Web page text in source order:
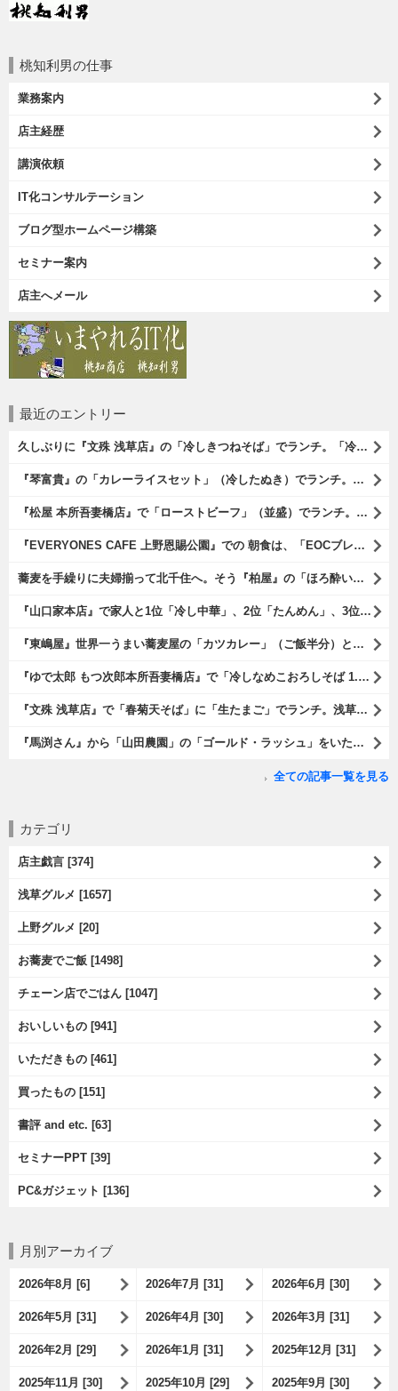
桃知利男の仕事
業務案内
店主経歴
講演依頼
IT化コンサルテーション
ブログ型ホームページ構築
セミナー案内
店主へメール
最近のエントリー
久しぶりに『文殊 浅草店』の「冷しきつねそば」でランチ。「冷しきつめそば」のうまさは甘さである。 あたしは思い出していたのだ。この甘さのせいで「きつねそば」を敬遠していたのか、と。 でも、うまかったのだよ（笑）。（文殊 浅草店：浅草一丁目：浅草地下街）
『琴富貴』の「カレーライスセット」（冷したぬき）でランチ。所謂「蕎麦屋のカレー」と『琴富貴』の夏の定番「冷したぬき」である。勿論、これはダブルでうまいのだよ（笑）。（琴富貴：墨田区吾妻橋1）
『松屋 本所吾妻橋店』で「ローストビーフ」（並盛）でランチ。「ローストビーフ」は2つのソースが掛かっている。オリジナルソースとレフォールソースだ。 はたしていかなるものなのかと期待しながら待てば、それは確りとうまかったのだよ（笑）。（松屋 本所吾妻橋店：墨田区吾妻橋三）
『EVERYONES CAFE 上野恩賜公園』での 朝食は、「EOCブレックファーストプレート」とセットで「アイスカフェラテ」をもらい、それから家人が「東京たまごを使ったパンケーキ キャラメルナッツ（2枚）」を頼んでみた。どれもがハイカラにうまいのだよ（笑）。（EVERYONES CAFE 上野恩賜公園：上野公園）
蕎麦を手繰りに夫婦揃って北千住へ。そう『柏屋』の「ほろ酔いセット」で一杯やったのだよ。ここは二駅離れた場所だけど、あたしの『街的』のようにくつろげる処だ。勿論、うまかったのだよ（笑）。（きそば 柏屋：足立区千住）
『山口家本店』で家人と1位「冷し中華」、2位「たんめん」、3位「かき氷」の順番通りのオーダーでランチ。なんの変哲もないものがうまいのは、当たり前だのクラッカーなのだと云爾（笑）。（山口家本店：千束通り商店街：浅草五丁目）
『東嶋屋』世界一うまい蕎麦屋の「カツカレー」（ご飯半分）と「おしんこ盛り合わせ」と「ビ―ル」でランチ。もう、ほんとうまいのだから、みんな食べてみてね、と云爾（笑）。（東嶋屋：竜泉一丁目）
『ゆで太郎 もつ次郎本所吾妻橋店』で「冷しなめこおろしそば 1.5倍盛」を手繰れば、それは「なめこ」の粘りが強烈な調味料となって、既に、ただの蕎麦では無くなっている。 ヌルヌルの蕎麦はめちゃくちゃにうまいのである（笑）。（ゆで太郎 もつ次郎本所吾妻橋店：墨田区吾妻橋3丁目）
『文殊 浅草店』で「春菊天そば」に「生たまご」でランチ。浅草地下街における至高のランチだ。今日も、実にうまかったのだよ（笑）。（文殊 浅草店：浅草一丁目：浅草地下街）
『馬渕さん』から「山田農園」の「ゴールド・ラッシュ」をいただいたのだ。甘いはうまい、うまいは身体には悪い、というのはいつものお約束（笑）。 でもね、その当然を百も承知で分かっていながらも食べてしまうのは、これが最高な「北の大地の贈り物」だからなのだよ（笑）。（馬渕さんからの贈与：山田農園：北海道夕張郡長沼町）
全ての記事一覧を見る
カテゴリ
店主戯言 [374]
浅草グルメ [1657]
上野グルメ [20]
お蕎麦でご飯 [1498]
チェーン店でごはん [1047]
おいしいもの [941]
いただきもの [461]
買ったもの [151]
書評 and etc. [63]
セミナーPPT [39]
PC&ガジェット [136]
月別アーカイブ
2026年8月 [6] 2026年7月 [31] 2026年6月 [30]
2026年5月 [31] 2026年4月 [30] 2026年3月 [31]
2026年2月 [29] 2026年1月 [31] 2025年12月 [31]
2025年11月 [30] 2025年10月 [29] 2025年9月 [30]